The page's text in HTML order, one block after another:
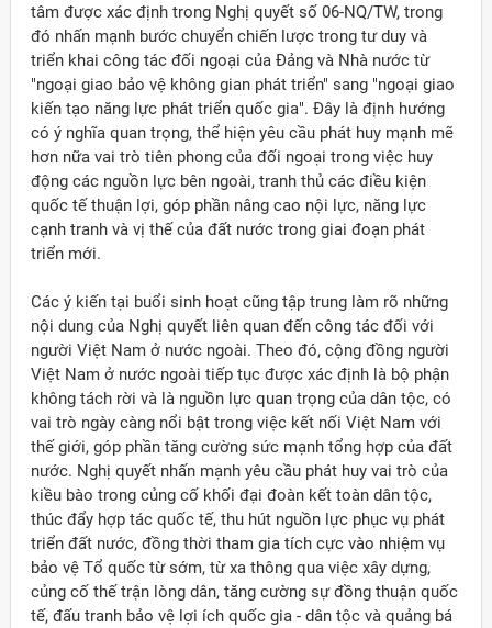
Việt Nam ở nước ngoài
tâm được xác định trong Nghị quyết số 06-NQ/TW, trong
đó nhấn mạnh bước chuyển chiến lược trong tư duy và
triển khai công tác đối ngoại của Đảng và Nhà nước từ
"ngoại giao bảo vệ không gian phát triển" sang "ngoại giao
kiến tạo năng lực phát triển quốc gia". Đây là định hướng
có ý nghĩa quan trọng, thể hiện yêu cầu phát huy mạnh mẽ
hơn nữa vai trò tiên phong của đối ngoại trong việc huy
động các nguồn lực bên ngoài, tranh thủ các điều kiện
quốc tế thuận lợi, góp phần nâng cao nội lực, năng lực
cạnh tranh và vị thế của đất nước trong giai đoạn phát
triển mới.
Các ý kiến tại buổi sinh hoạt cũng tập trung làm rõ những
nội dung của Nghị quyết liên quan đến công tác đối với
người Việt Nam ở nước ngoài. Theo đó, cộng đồng người
Việt Nam ở nước ngoài tiếp tục được xác định là bộ phận
không tách rời và là nguồn lực quan trọng của dân tộc, có
vai trò ngày càng nổi bật trong việc kết nối Việt Nam với
thế giới, góp phần tăng cường sức mạnh tổng hợp của đất
nước. Nghị quyết nhấn mạnh yêu cầu phát huy vai trò của
kiều bào trong củng cố khối đại đoàn kết toàn dân tộc,
thúc đẩy hợp tác quốc tế, thu hút nguồn lực phục vụ phát
triển đất nước, đồng thời tham gia tích cực vào nhiệm vụ
bảo vệ Tổ quốc từ sớm, từ xa thông qua việc xây dựng,
củng cố thế trận lòng dân, tăng cường sự đồng thuận quốc
tế, đấu tranh bảo vệ lợi ích quốc gia - dân tộc và quảng bá